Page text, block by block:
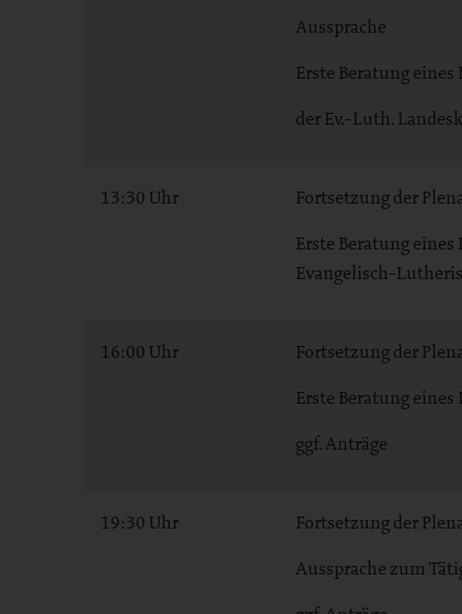
Aussprache
Erste Beratung
der Ev.-Luth.
13:30 Uhr
Fortsetzung der
Erste Beratung
Evangelisch-
16:00 Uhr
Fortsetzung der
Erste Beratung
ggf. Anträge
19:30 Uhr
Fortsetzung der
Aussprache zum